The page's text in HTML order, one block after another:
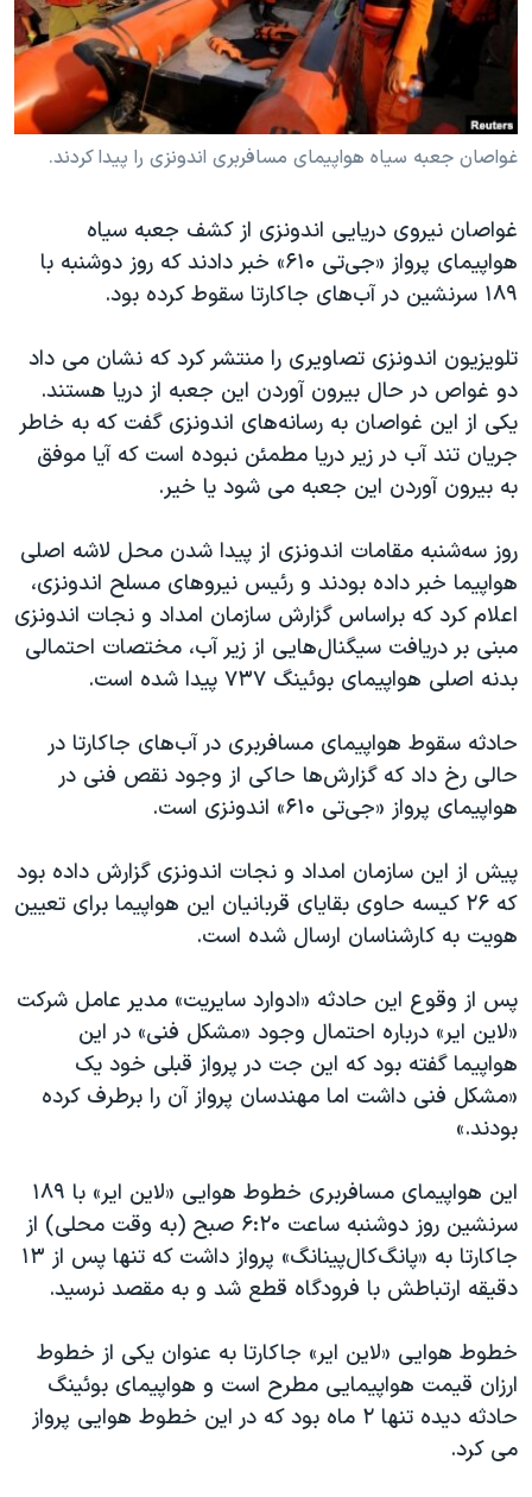
فرهنگ و زندگی
حقوق شهروندی
علم و فناوری
گالری عکس
آرشیو پخش زنده
مستندها
انتخابات ریاست جمهوری آمریکا ۲۰۲۴
حمله جمهوری اسلامی به اسرائیل
رمز مهسا
اعتراضات زن، زندگی، آزادی
مجموعه مستندهای دادخواهی
دادگاه حمید نوری
چهل سال گروگان‌گیری
قانون شفافیت دارائی کادر رهبری ایران
اعتراضات مردمی آبان ۹۸
نرگس محمدی برنده جایزه نوبل صلح
همایش محافظه‌کاران آمریکا «سی‌پک»
صفحه‌های ویژه
دنبال کنید
غواصان جعبه سیاه هواپیمای مسافربری اندونزی را پیدا کردند.
غواصان نیروی دریایی اندونزی از کشف جعبه سیاه
هواپیمای پرواز «جی‌تی ۶۱۰» خبر دادند که روز دوشنبه با
۱۸۹ سرنشین در آب‌های جاکارتا سقوط کرده بود.
تلویزیون اندونزی تصاویری را منتشر کرد که نشان می داد
دو غواص در حال بیرون آوردن این جعبه از دریا هستند.
یکی از این غواصان به رسانه‌های اندونزی گفت که به خاطر
جریان تند آب در زیر دریا مطمئن نبوده است که آیا موفق
به بیرون آوردن این جعبه می شود یا خیر.
روز سه‌شنبه مقامات اندونزی از پیدا شدن محل لاشه اصلی
هواپیما خبر داده بودند و رئیس نیروهای مسلح اندونزی،
اعلام کرد که براساس گزارش سازمان امداد و نجات اندونزی
مبنی بر دریافت سیگنال‌هایی از زیر آب،‌ مختصات احتمالی
بدنه اصلی هواپیمای بوئینگ ۷۳۷ پیدا شده است.
حادثه سقوط هواپیمای مسافربری در آب‌های جاکارتا در
حالی رخ داد که گزارش‌ها حاکی از وجود نقص فنی در
هواپیمای پرواز «جی‌تی ۶۱۰» اندونزی است.
پیش از این سازمان امداد و نجات اندونزی گزارش داده بود
که ۲۶ کیسه حاوی بقایای قربانیان این هواپیما برای تعیین
هویت به کارشناسان ارسال شده است.
پس از وقوع این حادثه «ادوارد سایریت» مدیر عامل شرکت
«لاین ایر» درباره احتمال وجود «مشکل فنی» در این
هواپیما گفته بود که این جت در پرواز قبلی خود یک
«مشکل فنی داشت اما مهندسان پرواز آن را برطرف کرده
بودند.»
این هواپیمای مسافربری خطوط هوایی «لاین ایر» با ۱۸۹
سرنشین روز دوشنبه ساعت ۶:۲۰ صبح (به وقت محلی) از
جاکارتا به «پانگ‌کال‌پینانگ» پرواز داشت که تنها پس از ۱۳
دقیقه ارتباطش با فرودگاه قطع شد و به مقصد نرسید.
خطوط هوایی «لاین ایر» جاکارتا به عنوان یکی از خطوط
ارزان قیمت هواپیمایی مطرح است و هواپیمای بوئینگ
حادثه دیده تنها ۲ ماه بود که در این خطوط هوایی پرواز
می کرد.